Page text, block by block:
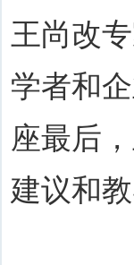
王尚改
学者和
座最后
建议和